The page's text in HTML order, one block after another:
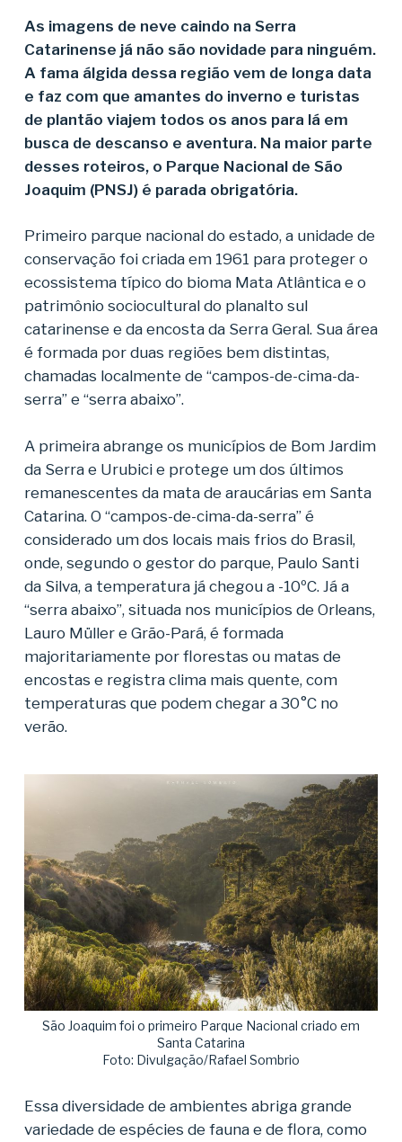
As imagens de neve caindo na Serra
Catarinense já não são novidade para ninguém.
A fama álgida dessa região vem de longa data
e faz com que amantes do inverno e turistas
de plantão viajem todos os anos para lá em
busca de descanso e aventura. Na maior parte
desses roteiros, o Parque Nacional de São
Joaquim (PNSJ) é parada obrigatória.
Primeiro parque nacional do estado, a unidade de
conservação foi criada em 1961 para proteger o
ecossistema típico do bioma Mata Atlântica e o
patrimônio sociocultural do planalto sul
catarinense e da encosta da Serra Geral. Sua área
é formada por duas regiões bem distintas,
chamadas localmente de “campos-de-cima-da-
serra” e “serra abaixo”.
A primeira abrange os municípios de Bom Jardim
da Serra e Urubici e protege um dos últimos
remanescentes da mata de araucárias em Santa
Catarina. O “campos-de-cima-da-serra” é
considerado um dos locais mais frios do Brasil,
onde, segundo o gestor do parque, Paulo Santi
da Silva, a temperatura já chegou a -10ºC. Já a
“serra abaixo”, situada nos municípios de Orleans,
Lauro Müller e Grão-Pará, é formada
majoritariamente por florestas ou matas de
encostas e registra clima mais quente, com
temperaturas que podem chegar a 30°C no
verão.
São Joaquim foi o primeiro Parque Nacional criado em
Santa Catarina
Foto: Divulgação/Rafael Sombrio
Essa diversidade de ambientes abriga grande
variedade de espécies de fauna e de flora, como